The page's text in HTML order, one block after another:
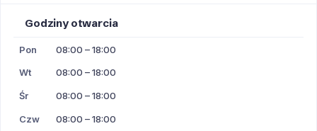
Godziny otwarcia
Pon 08:00 – 18:00
Wt 08:00 – 18:00
Śr 08:00 – 18:00
Czw 08:00 – 18:00